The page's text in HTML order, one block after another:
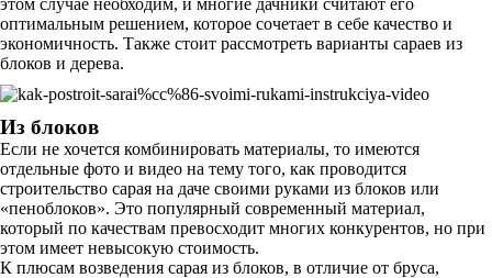
этом случае необходим, и многие дачники считают его
оптимальным решением, которое сочетает в себе качество и
экономичность. Также стоит рассмотреть варианты сараев из
блоков и дерева.
Из блоков
Если не хочется комбинировать материалы, то имеются
отдельные фото и видео на тему того, как проводится
строительство сарая на даче своими руками из блоков или
«пеноблоков». Это популярный современный материал,
который по качествам превосходит многих конкурентов, но при
этом имеет невысокую стоимость.
К плюсам возведения сарая из блоков, в отличие от бруса,